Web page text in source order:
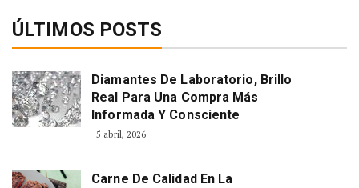
ÚLTIMOS POSTS
Diamantes De Laboratorio, Brillo
Real Para Una Compra Más
Informada Y Consciente
5 abril, 2026
Carne De Calidad En La